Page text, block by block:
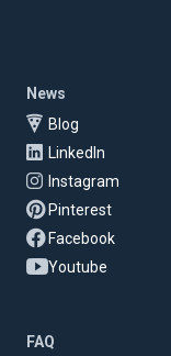
News
Blog
LinkedIn
Instagram
Pinterest
Facebook
Youtube
FAQ